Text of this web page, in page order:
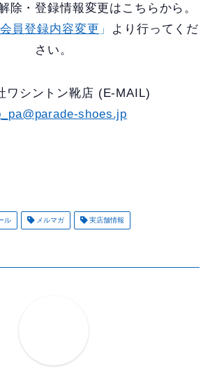
除・登録情報変更はこちらから。
員登録内容変更 」 より行ってくだ
さい。
ワシントン靴店 (E-MAIL)
shoes.jp
ル メルマガ 実店舗情報